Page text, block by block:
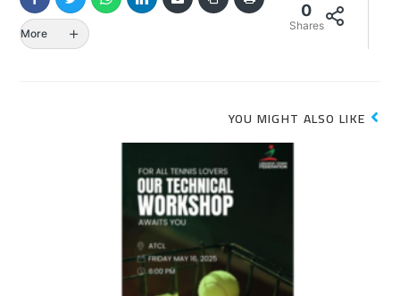
0
Shares
More
YOU MIGHT ALSO LIKE